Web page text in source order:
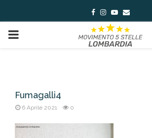
Facebook
Instagram
Youtube
Email
PRIMARY
Fumagalli4
6 Aprile 2021 0